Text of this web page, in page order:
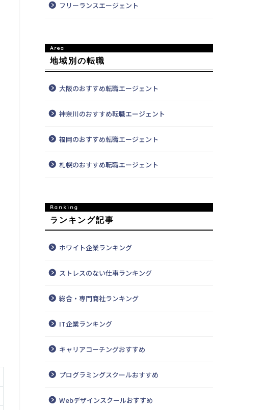
フリーランスエージェント
地域別の転職
大阪のおすすめ転職エージェント
神奈川のおすすめ転職エージェント
福岡のおすすめ転職エージェント
札幌のおすすめ転職エージェント
ランキング記事
ホワイト企業ランキング
ストレスのない仕事ランキング
総合・専門商社ランキング
IT企業ランキング
キャリアコーチングおすすめ
プログラミングスクールおすすめ
Webデザインスクールおすすめ